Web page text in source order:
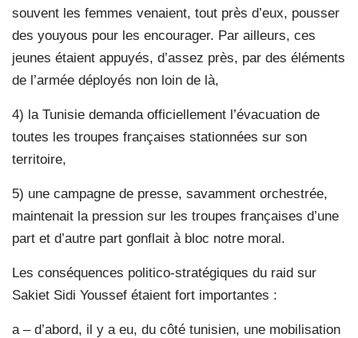
souvent les femmes venaient, tout près d’eux, pousser
des youyous pour les encourager. Par ailleurs, ces
jeunes étaient appuyés, d’assez près, par des éléments
de l’armée déployés non loin de là,
4) la Tunisie demanda officiellement l’évacuation de
toutes les troupes françaises stationnées sur son
territoire,
5) une campagne de presse, savamment orchestrée,
maintenait la pression sur les troupes françaises d’une
part et d’autre part gonflait à bloc notre moral.
Les conséquences politico-stratégiques du raid sur
Sakiet Sidi Youssef étaient fort importantes :
a – d’abord, il y a eu, du côté tunisien, une mobilisation